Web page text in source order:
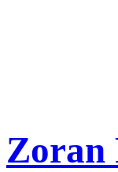
Zoran